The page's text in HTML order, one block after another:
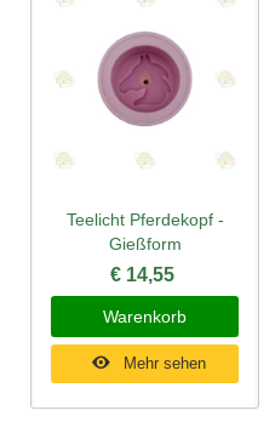
Teelicht Pferdekopf -
Gießform
€ 14,55
Warenkorb
Mehr sehen